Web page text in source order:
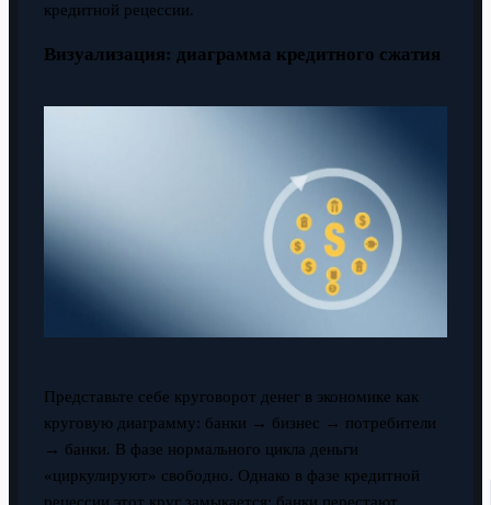
кредитной рецессии.
Визуализация: диаграмма кредитного сжатия
Представьте себе круговорот денег в экономике как
круговую диаграмму: банки → бизнес → потребители
→ банки. В фазе нормального цикла деньги
«циркулируют» свободно. Однако в фазе кредитной
рецессии этот круг замыкается: банки перестают